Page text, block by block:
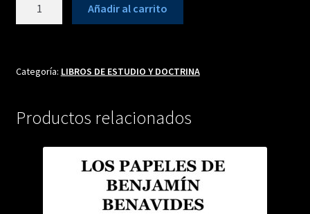
VUELVE?
Añadir al carrito
Categoría: LIBROS DE ESTUDIO Y DOCTRINA
Productos relacionados